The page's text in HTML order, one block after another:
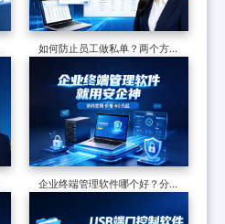
如何防止员工做私单？两个方法
订单
企业终端管理软件哪个好？分享
安全超有效